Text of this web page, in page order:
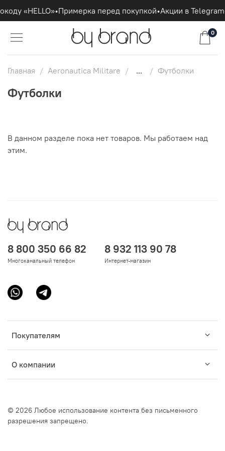
«HELLO»•Примерка перед покупкой•Акции в
0
Главная Aeronautica Militare ... Футболки
Футболки
В данном разделе пока нет товаров. Мы работаем над
этим.
Покупателям
О компании
8 800 350 66 82
Многоканальный телефон
8 932 113 90 78
Интернет-магазин
© 2026 Любое использование контента без письменного
разрешения запрещено.